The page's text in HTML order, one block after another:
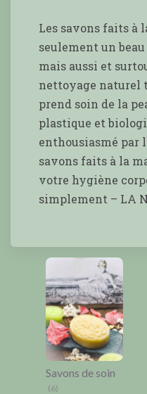
Les savons faits à
seulement un
mais aussi et
nettoyage naturel
prend soin de la
plastique et
enthousiasmé par
savons faits à la
votre hygiène
simplement – LA
Savons de soin
(6)